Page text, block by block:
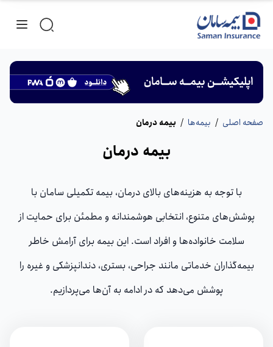
صفحه اصلی / بیمه‌ها / بیمه درمان
بیمه درمان
با توجه به هزینه‌های بالای درمان، بیمه تکمیلی سامان با
پوشش‌های متنوع، انتخابی هوشمندانه و مطمئن برای حمایت از
سلامت خانواده‌ها و افراد است. این بیمه برای آرامش خاطر
بیمه‌گذاران خدماتی مانند جراحی، بستری، دندانپزشکی و غیره را
پوشش می‌دهد که در ادامه به آن‌ها می‌پردازیم.